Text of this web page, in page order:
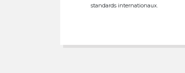
standards internationaux.